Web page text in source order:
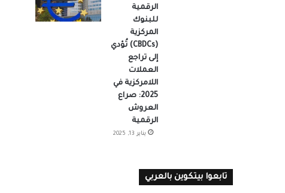
الرقمية
للبنوك
المركزية
(CBDCs) تُؤدي
إلى تراجع
العملات
اللامركزية في
2025: صراع
العروش
الرقمية
يناير 13, 2025
تابعوا بيتكوين بالعربي